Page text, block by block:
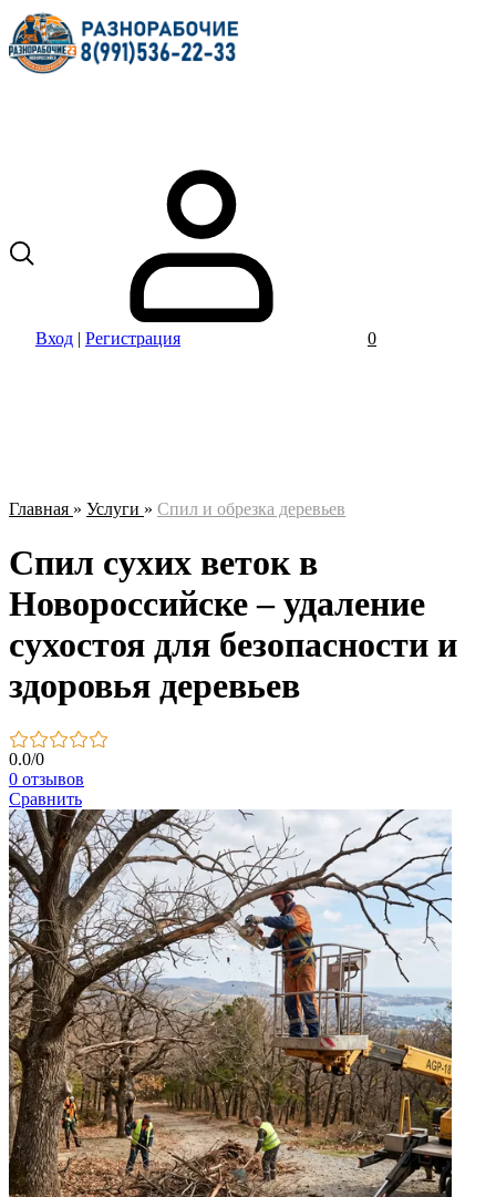
Вход | Регистрация 0
Главная » Услуги » Спил и обрезка деревьев
Спил сухих веток в
Новороссийске – удаление
сухостоя для безопасности и
здоровья деревьев
0.0/0
0 отзывов
Сравнить